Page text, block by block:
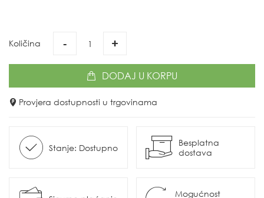
Količina - +
DODAJ U KORPU
Provjera dostupnosti u trgovinama
Stanje: Dostupno
Besplatna
dostava
Mogućnost